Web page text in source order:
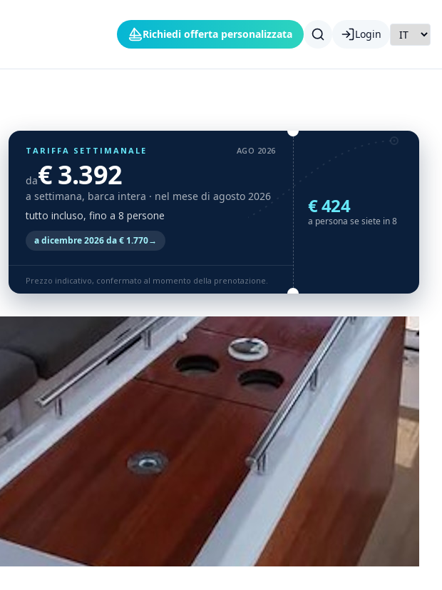
Richiedi offerta personalizzata Login
TARIFFA SETTIMANALE AGO 2026
da€ 3.392
a settimana, barca intera · nel mese di agosto 2026
tutto incluso, fino a 8 persone
a dicembre 2026 da € 1.770→
Prezzo indicativo, confermato al momento della prenotazione.
€ 424
a persona se siete in 8